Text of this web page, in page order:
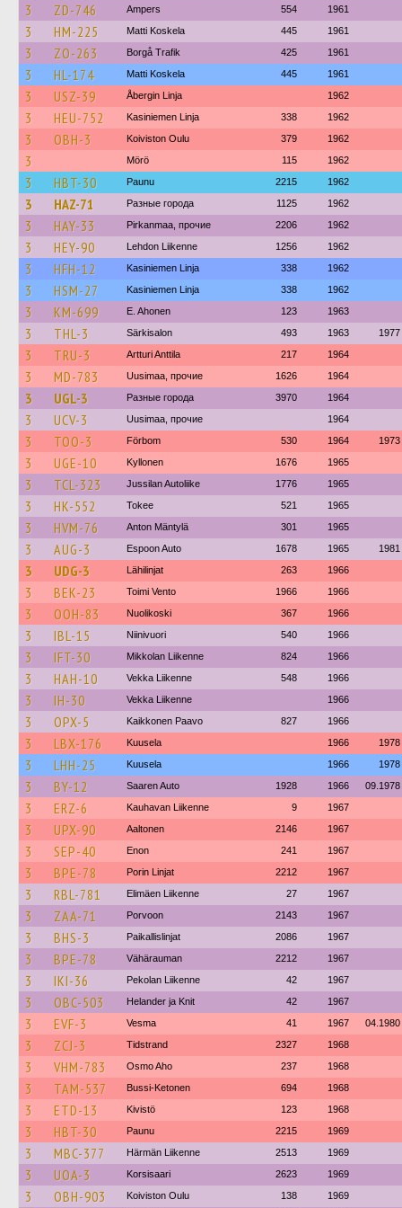
3 ZD-746 Ampers 554 1961
3 HM-225 Matti Koskela 445 1961
3 ZO-263 Borgå Trafik 425 1961
3 HL-174 Matti Koskela 445 1961
3 USZ-39 Åbergin Linja 1962
3 HEU-752 Kasiniemen Linja 338 1962
3 OBH-3 Koiviston Oulu 379 1962
3 Mörö 115 1962
3 HBT-30 Paunu 2215 1962
3 HAZ-71 Разные города 1125 1962
3 HAY-33 Pirkanmaa, прочие 2206 1962
3 HEY-90 Lehdon Liikenne 1256 1962
3 HFH-12 Kasiniemen Linja 338 1962
3 HSM-27 Kasiniemen Linja 338 1962
3 KM-699 E. Ahonen 123 1963
3 THL-3 Särkisalon 493 1963 1977
3 TRU-3 Artturi Anttila 217 1964
3 MD-783 Uusimaa, прочие 1626 1964
3 UGL-3 Разные города 3970 1964
3 UCV-3 Uusimaa, прочие 1964
3 TOO-3 Förbom 530 1964 1973
3 UGE-10 Kyllonen 1676 1965
3 TCL-323 Jussilan Autoliike 1776 1965
3 HK-552 Tokee 521 1965
3 HVM-76 Anton Mäntylä 301 1965
3 AUG-3 Espoon Auto 1678 1965 1981
3 UDG-3 Lähilinjat 263 1966
3 BEK-23 Toimi Vento 1966 1966
3 OOH-83 Nuolikoski 367 1966
3 IBL-15 Niinivuori 540 1966
3 IFT-30 Mikkolan Liikenne 824 1966
3 HAH-10 Vekka Liikenne 548 1966
3 IH-30 Vekka Liikenne 1966
3 OPX-5 Kaikkonen Paavo 827 1966
3 LBX-176 Kuusela 1966 1978
3 LHH-25 Kuusela 1966 1978
3 BY-12 Saaren Auto 1928 1966 09.1978
3 ERZ-6 Kauhavan Liikenne 9 1967
3 UPX-90 Aaltonen 2146 1967
3 SEP-40 Enon 241 1967
3 BPE-78 Porin Linjat 2212 1967
3 RBL-781 Elimäen Liikenne 27 1967
3 ZAA-71 Porvoon 2143 1967
3 BHS-3 Paikallislinjat 2086 1967
3 BPE-78 Vähärauman 2212 1967
3 IKI-36 Pekolan Liikenne 42 1967
3 OBC-503 Helander ja Knit 42 1967
3 EVF-3 Vesma 41 1967 04.1980
3 ZCJ-3 Tidstrand 2327 1968
3 VHM-783 Osmo Aho 237 1968
3 TAM-537 Bussi-Ketonen 694 1968
3 ETD-13 Kivistö 123 1968
3 HBT-30 Paunu 2215 1969
3 MBC-377 Härmän Liikenne 2513 1969
3 UOA-3 Korsisaari 2623 1969
3 OBH-903 Koiviston Oulu 138 1969